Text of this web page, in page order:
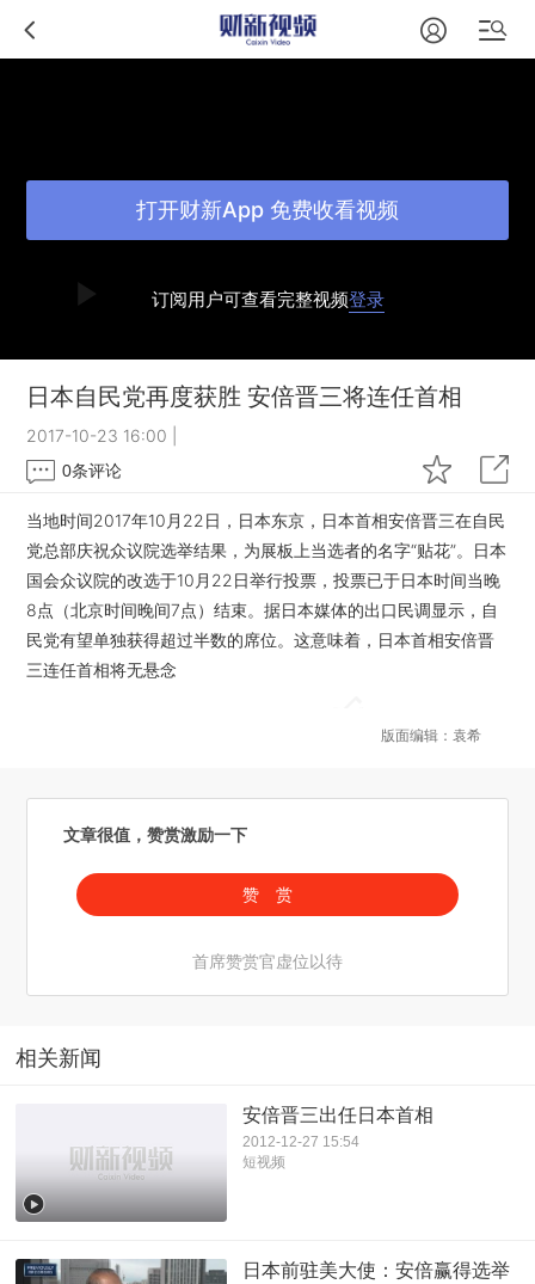
订阅用户可查看完整视频登录
打开财新App 免费收看视频
日本自民党再度获胜 安倍晋三将连任首相
2017-10-23 16:00
0条评论
当地时间2017年10月22日，日本东京，日本首相安倍晋三在自民
党总部庆祝众议院选举结果，为展板上当选者的名字“贴花”。日本
国会众议院的改选于10月22日举行投票，投票已于日本时间当晚
8点（北京时间晚间7点）结束。据日本媒体的出口民调显示，自
民党有望单独获得超过半数的席位。这意味着，日本首相安倍晋
三连任首相将无悬念
版面编辑：袁希
文章很值，赞赏激励一下
赞 赏
首席赞赏官虚位以待
相关新闻
安倍晋三出任日本首相
2012-12-27 15:54
短视频
日本前驻美大使：安倍赢得选举